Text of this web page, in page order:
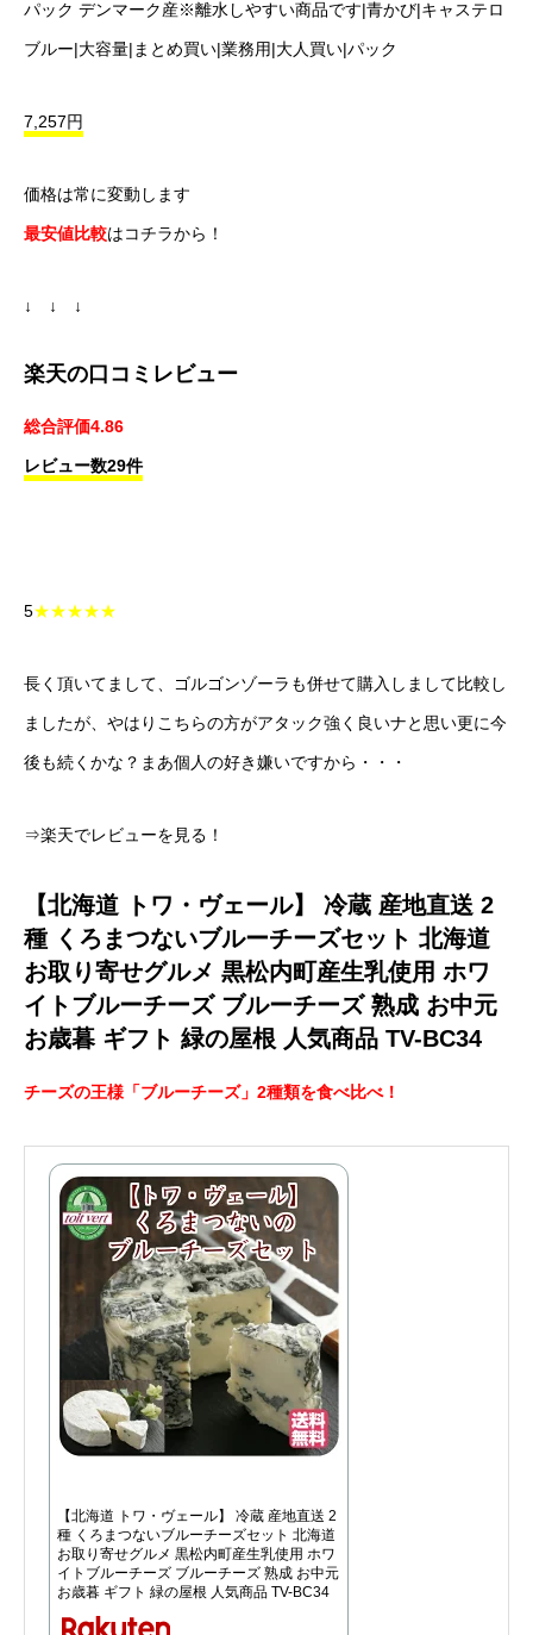
パック デンマーク産※離水しやすい商品です|青かび|キャステロ
ブルー|大容量|まとめ買い|業務用|大人買い|パック
7,257円
価格は常に変動します
最安値比較はコチラから！
↓ ↓ ↓
楽天の口コミレビュー
総合評価4.86
レビュー数29件
5★★★★★
長く頂いてまして、ゴルゴンゾーラも併せて購入しまして比較し
ましたが、やはりこちらの方がアタック強く良いナと思い更に今
後も続くかな？まあ個人の好き嫌いですから・・・
⇒楽天でレビューを見る！
【北海道 トワ・ヴェール】 冷蔵 産地直送 2
種 くろまつないブルーチーズセット 北海道
お取り寄せグルメ 黒松内町産生乳使用 ホワ
イトブルーチーズ ブルーチーズ 熟成 お中元
お歳暮 ギフト 緑の屋根 人気商品 TV-BC34
チーズの王様「ブルーチーズ」2種類を食べ比べ！
【北海道 トワ・ヴェール】 冷蔵 産地直送 2
種 くろまつないブルーチーズセット 北海道
お取り寄せグルメ 黒松内町産生乳使用 ホワ
イトブルーチーズ ブルーチーズ 熟成 お中元
お歳暮 ギフト 緑の屋根 人気商品 TV-BC34